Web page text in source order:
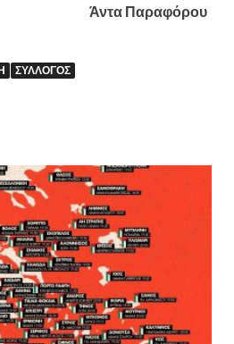
Άντα Παραφόρου
ΣΎΛΛΟΓΟΣ